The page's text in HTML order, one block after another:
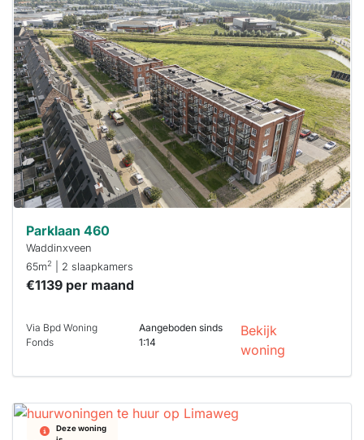
Deze woning
is
waarschijnlijk
al verhuurd
Om kans te
maken moet je
binnen 15
minuten
reageren.
Stekkies helpt
je hierbij!
Parklaan 460
Waddinxveen
65m2 | 2 slaapkamers
€1139 per maand
Via Bpd Woning
Fonds
Aangeboden sinds
1:14
Bekijk
woning
Deze woning